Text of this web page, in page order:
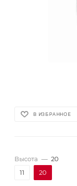
В ИЗБРАННОЕ
Высота — 20
11
20